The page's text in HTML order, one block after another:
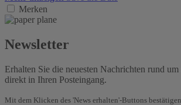
Merken
Newsletter
Erhalten Sie die neuesten Nachrichten rund
direkt in Ihren Posteingang.
Mit dem Klicken des 'News erhalten'-Buttons bestätigen